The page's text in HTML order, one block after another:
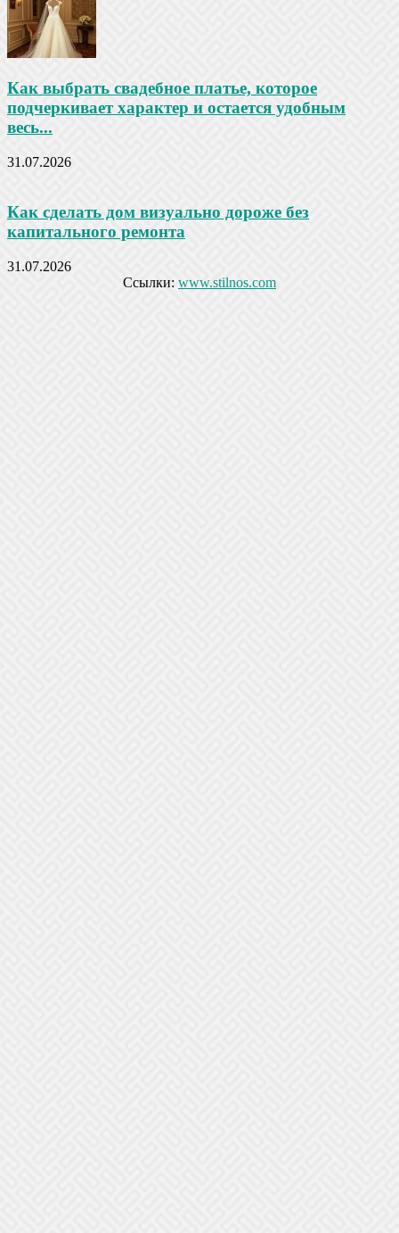
Как выбрать свадебное платье, которое
подчеркивает характер и остается удобным
весь...
31.07.2026
Как сделать дом визуально дороже без
капитального ремонта
31.07.2026
Ссылки: www.stilnos.com